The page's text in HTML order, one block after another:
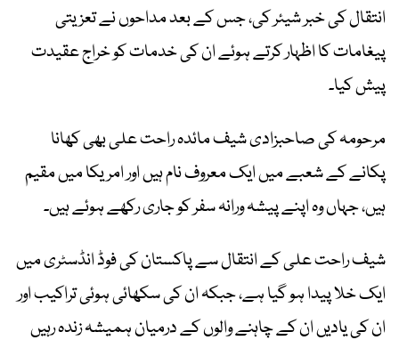
انتقال کی خبر شیئر کی، جس کے بعد مداحوں نے تعزیتی
پیغامات کا اظہار کرتے ہوئے ان کی خدمات کو خراج عقیدت
پیش کیا۔
مرحومہ کی صاحبزادی شیف مائدہ راحت علی بھی کھانا
پکانے کے شعبے میں ایک معروف نام ہیں اور امریکا میں مقیم
ہیں، جہاں وہ اپنے پیشہ ورانہ سفر کو جاری رکھے ہوئے ہیں۔
شیف راحت علی کے انتقال سے پاکستان کی فوڈ انڈسٹری میں
ایک خلا پیدا ہو گیا ہے، جبکہ ان کی سکھائی ہوئی تراکیب اور
ان کی یادیں ان کے چاہنے والوں کے درمیان ہمیشہ زندہ رہیں